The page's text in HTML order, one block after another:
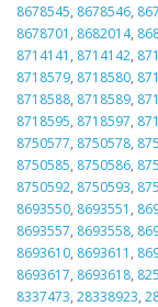
8678545, 8678546,
8678701 , 8682014,
8714141 , 8714142,
8718579, 8718580,
8718588, 8718589,
8718595, 8718597,
8750577, 8750578,
8750585, 8750586,
8750592, 8750593,
8693550, 8693551 ,
8693557, 8693558,
8693610, 8693611 ,
8693617, 8693618,
8337473, 28338923,